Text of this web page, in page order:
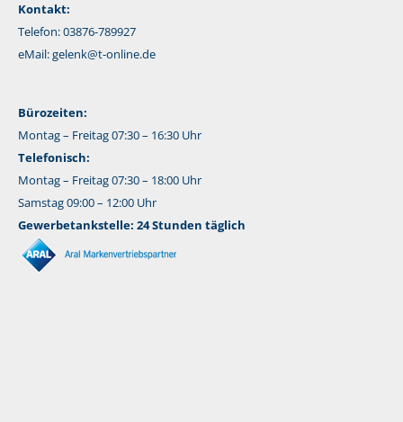
Kontakt:
Telefon: 03876-789927
eMail:gelenk@t-online.de
Bürozeiten:
Montag – Freitag 07:30 – 16:30 Uhr
Telefonisch:
Montag – Freitag 07:30 – 18:00 Uhr
Samstag 09:00 – 12:00 Uhr
Gewerbetankstelle: 24 Stunden täglich